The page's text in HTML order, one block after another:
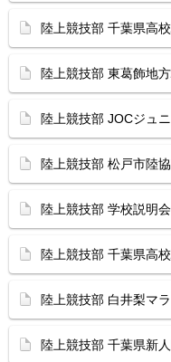
陸上競技部 千葉県高
陸上競技部 東葛飾地
陸上競技部 JOCジュ
陸上競技部 松戸市陸
陸上競技部 学校説明
陸上競技部 千葉県高
陸上競技部 白井梨マ
陸上競技部 千葉県新